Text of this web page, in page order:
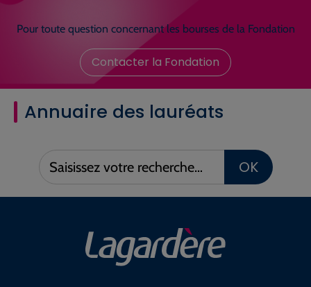
Pour toute question concernant les bourses de la Fondation
Contacter la Fondation
Annuaire des lauréats
Saisissez
votre
OK